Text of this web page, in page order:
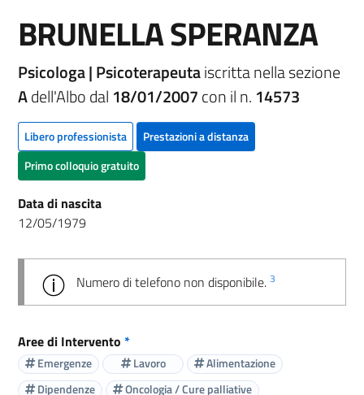
BRUNELLA SPERANZA
Psicologa | Psicoterapeutaiscritta nella sezione
Adell'Albo dal 18/01/2007con il n. 14573
Libero professionista
Prestazioni a distanza
Primo colloquio gratuito
Data di nascita
12/05/1979
Numero di telefono non disponibile. 3
Aree di Intervento *
Emergenze Lavoro
Alimentazione
Dipendenze
Oncologia / Cure palliative